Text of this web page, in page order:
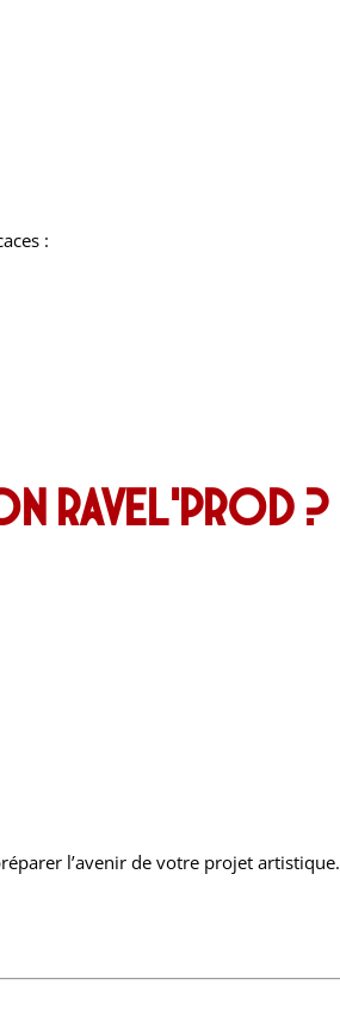
:
?
l’avenir de votre projet artistique.